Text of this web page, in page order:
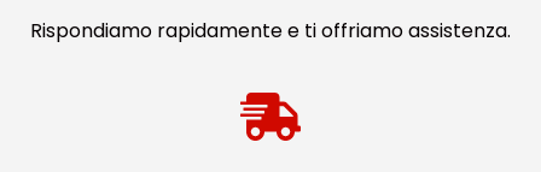
Rispondiamo rapidamente e ti offriamo assistenza.